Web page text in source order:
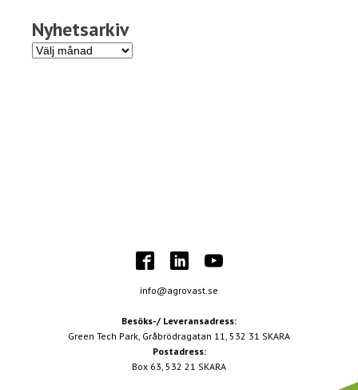
Nyhetsarkiv
Nyhetsarkiv
info@agrovast.se
Besöks-/ Leveransadress:
Green Tech Park, Gråbrödragatan 11, 532 31 SKARA
Postadress:
Box 63, 532 21 SKARA